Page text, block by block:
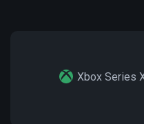
Xbox Series